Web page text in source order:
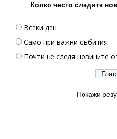
Колко често следите
Всеки ден
Само при важни събития
Почти не следя новините
Покажи